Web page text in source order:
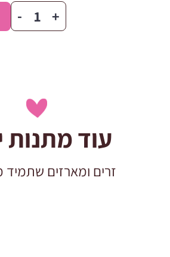
+
כמות
של
-
עוד מתנות
זרים ומארזים